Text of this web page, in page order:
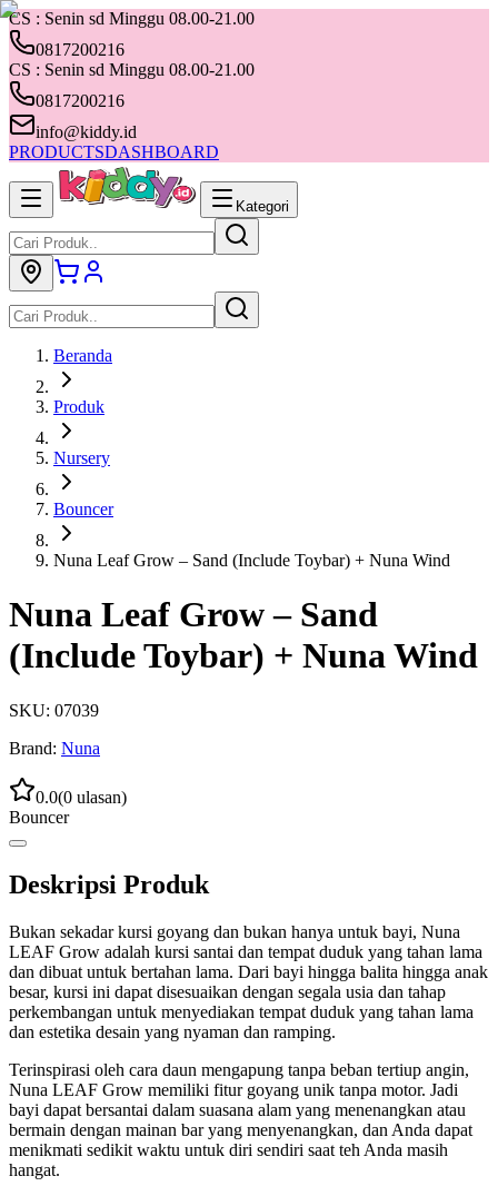
CS : Senin sd Minggu 08.00-21.00
0817200216
CS : Senin sd Minggu 08.00-21.00
0817200216
info@kiddy.id
PRODUCTSDASHBOARD
Kategori
Beranda
Produk
Nursery
Bouncer
Nuna Leaf Grow – Sand (Include Toybar) + Nuna Wind
Nuna Leaf Grow – Sand
(Include Toybar) + Nuna Wind
SKU: 07039
Brand: Nuna
0.0(0 ulasan)
Bouncer
Deskripsi Produk
Bukan sekadar kursi goyang dan bukan hanya untuk bayi, Nuna
LEAF Grow adalah kursi santai dan tempat duduk yang tahan lama
dan dibuat untuk bertahan lama. Dari bayi hingga balita hingga anak
besar, kursi ini dapat disesuaikan dengan segala usia dan tahap
perkembangan untuk menyediakan tempat duduk yang tahan lama
dan estetika desain yang nyaman dan ramping.
Terinspirasi oleh cara daun mengapung tanpa beban tertiup angin,
Nuna LEAF Grow memiliki fitur goyang unik tanpa motor. Jadi
bayi dapat bersantai dalam suasana alam yang menenangkan atau
bermain dengan mainan bar yang menyenangkan, dan Anda dapat
menikmati sedikit waktu untuk diri sendiri saat teh Anda masih
hangat.